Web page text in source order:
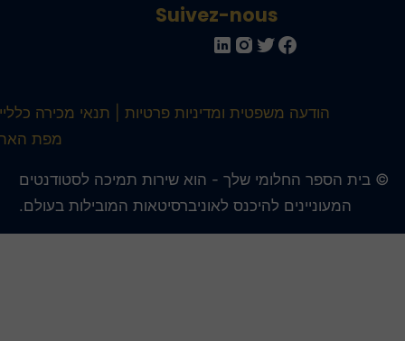
Suivez-nous
הודעה משפטית ומדיניות פרטיות
תנאי מכירה כלליים
מפת האתר
בית הספר החלומי שלך - הוא שירות תמיכה לסטודנטים
המעוניינים להיכנס לאוניברסיטאות המובילות בעולם.